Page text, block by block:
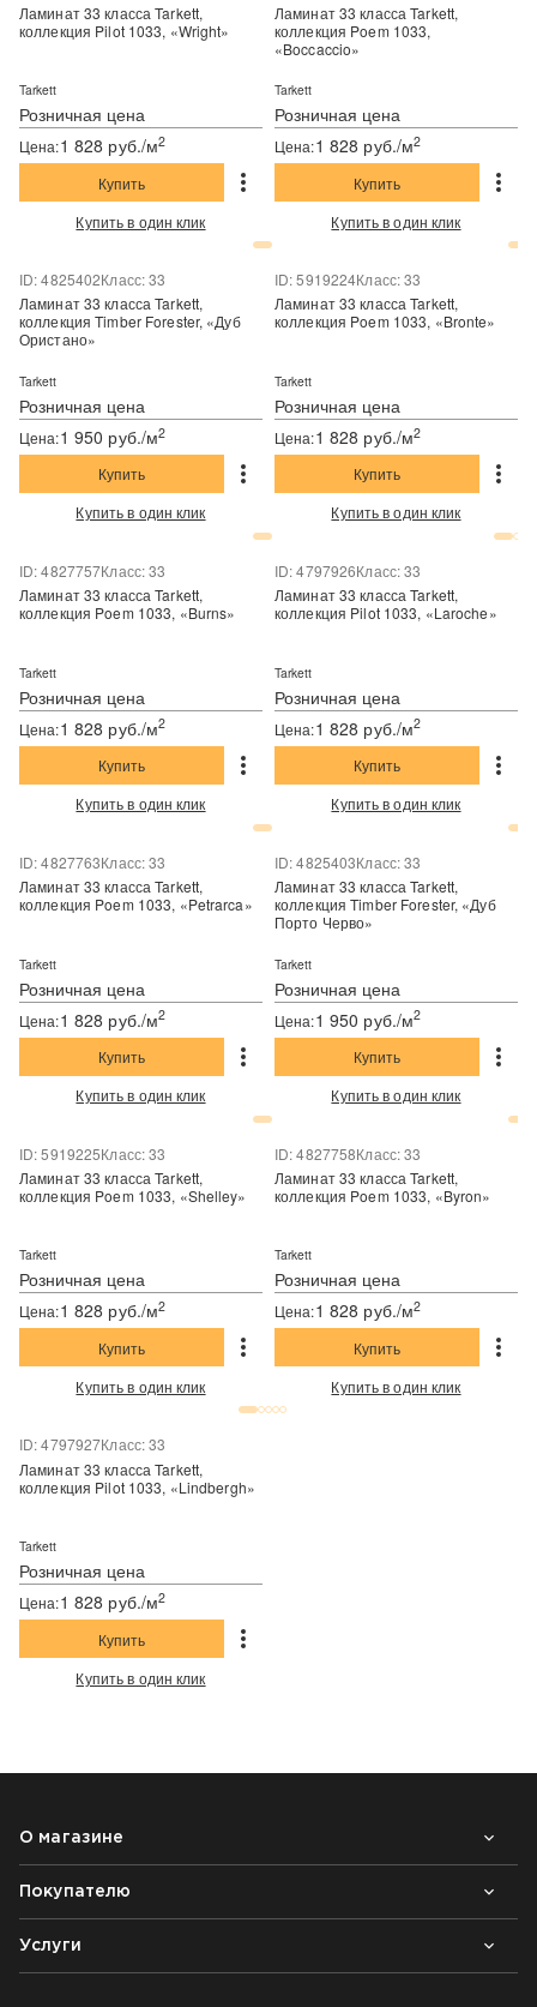
Розничная цена
Цена:1 828 руб./м2
Ламинат 33 класса Tarkett,
коллекция Pilot 1033, «Wright»
Tarkett
Купить
Купить в один клик
Розничная цена
Цена:1 828 руб./м2
Ламинат 33 класса Tarkett,
коллекция Poem 1033,
«Boccaccio»
Tarkett
Купить
Купить в один клик
Розничная цена
ID: 4825402Класс: 33
Цена:1 950 руб./м2
Ламинат 33 класса Tarkett,
коллекция Timber Forester, «Дуб
Ористано»
Tarkett
Купить
Купить в один клик
Розничная цена
ID: 5919224Класс: 33
Цена:1 828 руб./м2
Ламинат 33 класса Tarkett,
коллекция Poem 1033, «Bronte»
Tarkett
Купить
Купить в один клик
Розничная цена
ID: 4827757Класс: 33
Цена:1 828 руб./м2
Ламинат 33 класса Tarkett,
коллекция Poem 1033, «Burns»
Tarkett
Купить
Купить в один клик
Розничная цена
ID: 4797926Класс: 33
Цена:1 828 руб./м2
Ламинат 33 класса Tarkett,
коллекция Pilot 1033, «Laroche»
Tarkett
Купить
Купить в один клик
Розничная цена
ID: 4827763Класс: 33
Цена:1 828 руб./м2
Ламинат 33 класса Tarkett,
коллекция Poem 1033, «Petrarca»
Tarkett
Купить
Купить в один клик
Розничная цена
ID: 4825403Класс: 33
Цена:1 950 руб./м2
Ламинат 33 класса Tarkett,
коллекция Timber Forester, «Дуб
Порто Черво»
Tarkett
Купить
Купить в один клик
Розничная цена
ID: 5919225Класс: 33
Цена:1 828 руб./м2
Ламинат 33 класса Tarkett,
коллекция Poem 1033, «Shelley»
Tarkett
Купить
Купить в один клик
Розничная цена
ID: 4827758Класс: 33
Цена:1 828 руб./м2
Ламинат 33 класса Tarkett,
коллекция Poem 1033, «Byron»
Tarkett
Купить
Купить в один клик
Розничная цена
ID: 4797927Класс: 33
Цена:1 828 руб./м2
Ламинат 33 класса Tarkett,
коллекция Pilot 1033, «Lindbergh»
Tarkett
Купить
Купить в один клик
О магазине
Почему выбирают нас
Контакты
Блог
Покупателю
Возврат товара
Как заказать
Услуги